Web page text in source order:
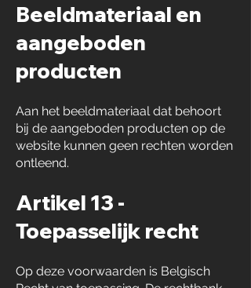
Beeldmateriaal en
aangeboden
producten
Aan het beeldmateriaal dat behoort
bij de aangeboden producten op de
website kunnen geen rechten worden
ontleend.
Artikel 13 -
Toepasselijk recht
Op deze voorwaarden is Belgisch